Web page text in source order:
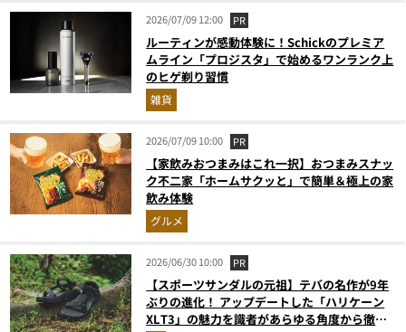
2026/07/09 12:00 PR
ルーティンが感動体験に！Schickのプレミア
ムライン「プロジスタ」で始めるワンランク上
のヒゲ剃り習慣
雑貨
2026/07/09 10:00 PR
【家飲みおつまみはこれ一択】おつまみスナッ
ク不二家「ホームサクッと」で簡単＆極上の家
飲み体験
グルメ
2026/06/30 10:00 PR
【スポーツサンダルの元祖】テバの名作が9年
ぶりの進化！ アップデートした「ハリケーン
XLT3」の魅力を識者があらゆる角度から徹底